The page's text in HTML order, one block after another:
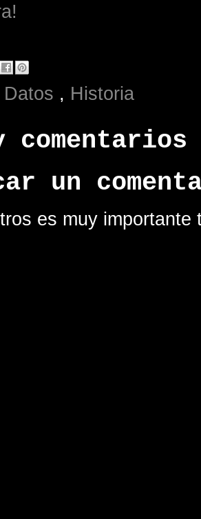
Datos , Historia
un
es muy